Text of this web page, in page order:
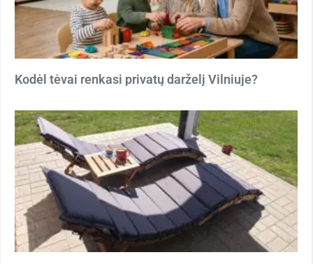
Kodėl tėvai renkasi privatų darželį Vilniuje?